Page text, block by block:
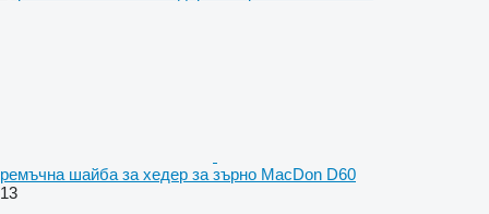
ремъчна шайба за хедер за зърно MacDon D60
13